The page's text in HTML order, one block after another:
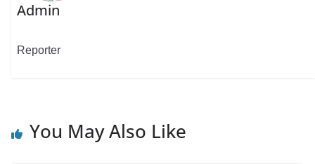
Admin
Reporter
You May Also Like